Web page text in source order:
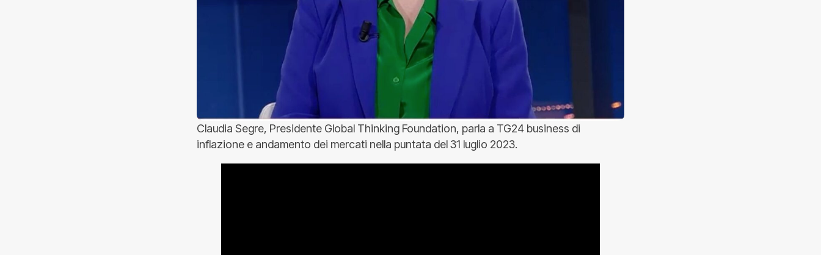
Claudia Segre, Presidente Global Thinking Foundation, parla a TG24 business di
inflazione e andamento dei mercati nella puntata del 31 luglio 2023.